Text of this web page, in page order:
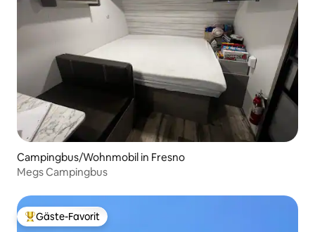
Campingbus/Wohnmobil in Fresno
Megs Campingbus
Beliebter Gäste-Favorit.
Gäste-Favorit